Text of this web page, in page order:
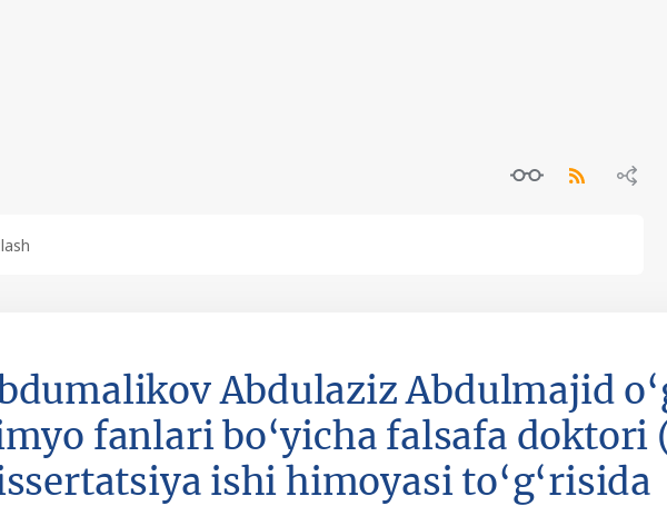
Abdulaziz Abdulmajid
fanlari bo‘yicha falsafa doktori
ishi himoyasi to‘g‘risida